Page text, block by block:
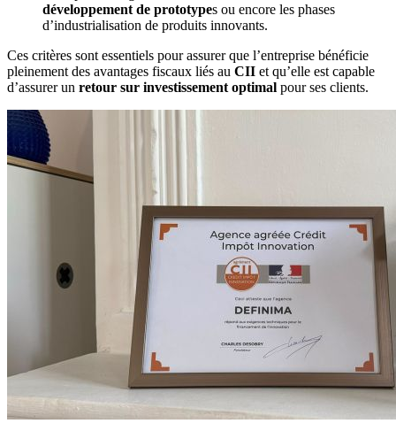
développement de prototypes ou encore les phases
d’industrialisation de produits innovants.
Ces critères sont essentiels pour assurer que l’entreprise bénéficie
pleinement des avantages fiscaux liés au CII et qu’elle est capable
d’assurer un retour sur investissement optimal pour ses clients.